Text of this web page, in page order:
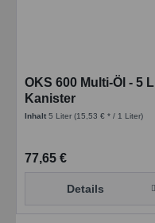
OKS 600 Multi-Öl - 5 L
Kanister
Inhalt5 Liter(15,53 € * / 1 Liter)
77,65 €
Details